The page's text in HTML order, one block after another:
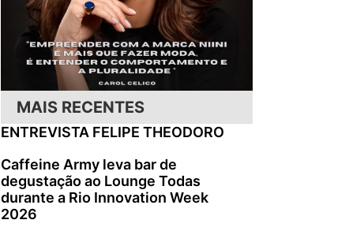
MAIS RECENTES
ENTREVISTA FELIPE THEODORO
Caffeine Army leva bar de
degustação ao Lounge Todas
durante a Rio Innovation Week
2026